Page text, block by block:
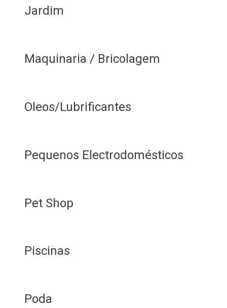
Jardim
Maquinaria / Bricolagem
Oleos/Lubrificantes
Pequenos Electrodomésticos
Pet Shop
Piscinas
Poda